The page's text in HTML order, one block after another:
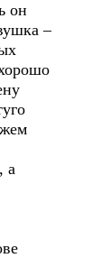
он
–
а